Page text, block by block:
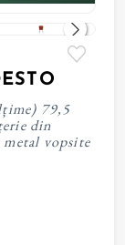
79,5
din
vopsite